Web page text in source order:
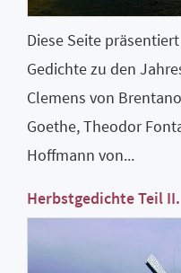
Diese Seite
Gedichte zu den
Clemens von
Goethe, Theodor
Hoffmann von...
Herbstgedichte Teil II.